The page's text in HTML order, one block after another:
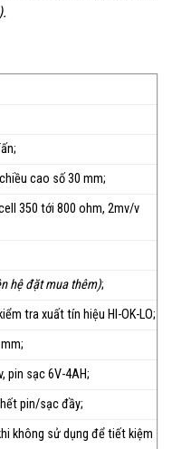
cao số 30 mm;
350 tới 800 ohm, 2mv/v
hệ đặt mua thêm);
tra xuất tín hiệu HI-OK-LO;
pin sạc 6V-4AH;
pin/sạc đầy;
không sử dụng để tiết kiệm